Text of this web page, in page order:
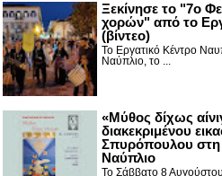
Ξεκίνησε το "7ο
χορών" από το
(βίντεο)
Το Εργατικό Κέντρο
Ναύπλιο, το ...
«Μύθος δίχως
διακεκριμένου
Σπυρόπουλου
Ναύπλιο
Το Σάββατο 8